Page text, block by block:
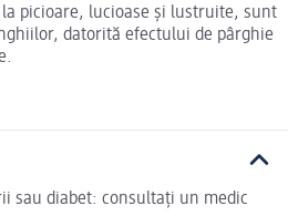
picioare, lucioase și lustruite, sunt
datorită efectului de pârghie
sau diabet: consultați un medic